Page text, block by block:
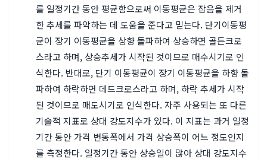
를 일정기간 동안 평균함으로써 이동평균은 잡음을 제거
한 추세를 파악하는 데 도움을 준다고 믿는다. 단기이동평
균이 장기 이동평균을 상향 돌파하여 상승하면 골든크로
스라고 하며, 상승추세가 시작된 것이므로 매수시기로 인
식한다. 반대로, 단기 이동평균이 장기 이동평균을 하향 돌
파하여 하락하면 데드크로스라고 하며, 하락 추세가 시작
된 것이므로 매도시기로 인식한다. 자주 사용되는 또 다른
기술적 지표로 상대 강도지수가 있다. 이 지표는 과거 일정
기간 동안 가격 변동폭에서 가격 상승폭이 어느 정도인지
를 측정한다. 일정기간 동안 상승일이 많아 상대 강도지수